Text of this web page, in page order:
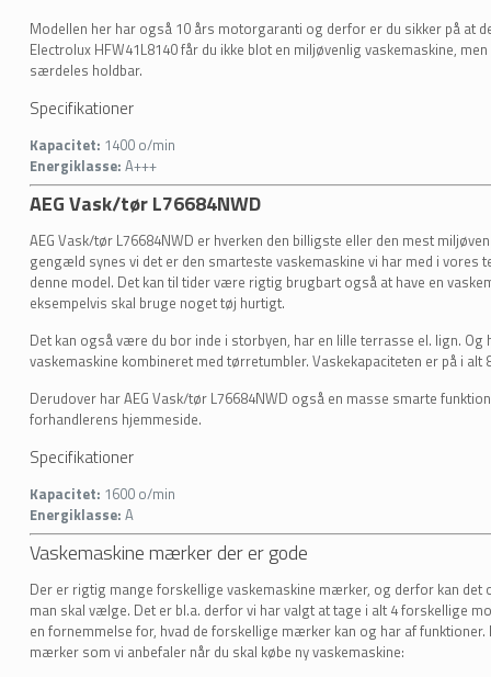
Modellen her har også 10 års motorgaranti og derfor er du sikker på at
Electrolux HFW41L8140 får du ikke blot en miljøvenlig vaskemaskine,
særdeles holdbar.
Specifikationer
Kapacitet: 1400 o/min
Energiklasse: A+++
AEG Vask/tør L76684NWD
AEG Vask/tør L76684NWD er hverken den billigste eller den mest
gengæld synes vi det er den smarteste vaskemaskine vi har med i
denne model. Det kan til tider være rigtig brugbart også at have en
eksempelvis skal bruge noget tøj hurtigt.
Det kan også være du bor inde i storbyen, har en lille terrasse el. lign.
vaskemaskine kombineret med tørretumbler. Vaskekapaciteten er på i
Derudover har AEG Vask/tør L76684NWD også en masse smarte
forhandlerens hjemmeside.
Specifikationer
Kapacitet: 1600 o/min
Energiklasse: A
Vaskemaskine mærker der er gode
Der er rigtig mange forskellige vaskemaskine mærker, og derfor kan
man skal vælge. Det er bl.a. derfor vi har valgt at tage i alt 4 forskellige
en fornemmelse for, hvad de forskellige mærker kan og har af funktioner.
mærker som vi anbefaler når du skal købe ny vaskemaskine: